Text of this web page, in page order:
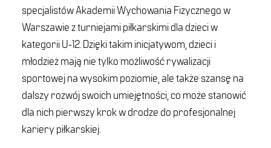
specjalistów Akademii Wychowania Fizycznego w
Warszawie z turniejami piłkarskimi dla dzieci w
kategorii U-12. Dzięki takim inicjatywom, dzieci i
młodzież mają nie tylko możliwość rywalizacji
sportowej na wysokim poziomie, ale także szansę na
dalszy rozwój swoich umiejętności, co może stanowić
dla nich pierwszy krok w drodze do profesjonalnej
kariery piłkarskiej.